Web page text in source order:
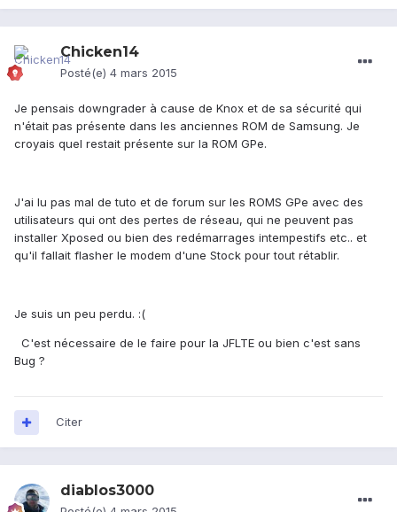
Chicken14
Posté(e) 4 mars 2015
Je pensais downgrader à cause de Knox et de sa sécurité qui
n'était pas présente dans les anciennes ROM de Samsung. Je
croyais quel restait présente sur la ROM GPe.
J'ai lu pas mal de tuto et de forum sur les ROMS GPe avec des
utilisateurs qui ont des pertes de réseau, qui ne peuvent pas
installer Xposed ou bien des redémarrages intempestifs etc.. et
qu'il fallait flasher le modem d'une Stock pour tout rétablir.
Je suis un peu perdu. :(
C'est nécessaire de le faire pour la JFLTE ou bien c'est sans
Bug ?
Citer
diablos3000